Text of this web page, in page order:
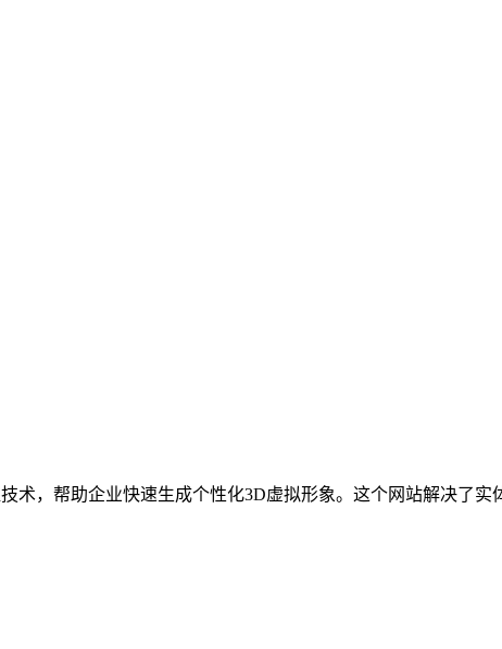
术，帮助企业快速生成个性化3D虚拟形象。这个网站解决了